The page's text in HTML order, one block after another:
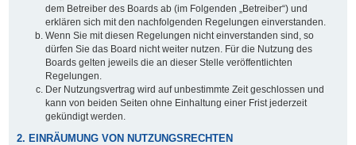
dem Betreiber des Boards ab (im Folgenden „Betreiber“) und
erklären sich mit den nachfolgenden Regelungen einverstanden.
Wenn Sie mit diesen Regelungen nicht einverstanden sind, so
dürfen Sie das Board nicht weiter nutzen. Für die Nutzung des
Boards gelten jeweils die an dieser Stelle veröffentlichten
Regelungen.
Der Nutzungsvertrag wird auf unbestimmte Zeit geschlossen und
kann von beiden Seiten ohne Einhaltung einer Frist jederzeit
gekündigt werden.
2. EINRÄUMUNG VON NUTZUNGSRECHTEN